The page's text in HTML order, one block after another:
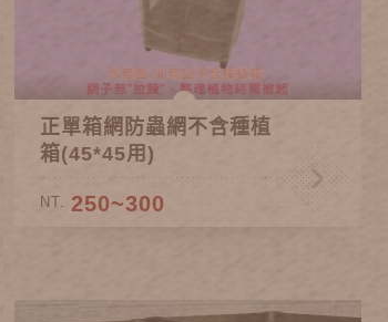
正單箱網防蟲網不含種植
箱(45*45用)
NT. 250~300